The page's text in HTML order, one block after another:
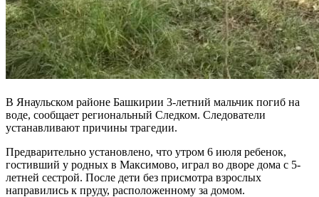
В Янаульском районе Башкирии 3-летний мальчик погиб на
воде, сообщает региональный Следком. Следователи
устанавливают причины трагедии.
Предварительно установлено, что утром 6 июля ребенок,
гостивший у родных в Максимово, играл во дворе дома с 5-
летней сестрой. После дети без присмотра взрослых
направились к пруду, расположенному за домом.